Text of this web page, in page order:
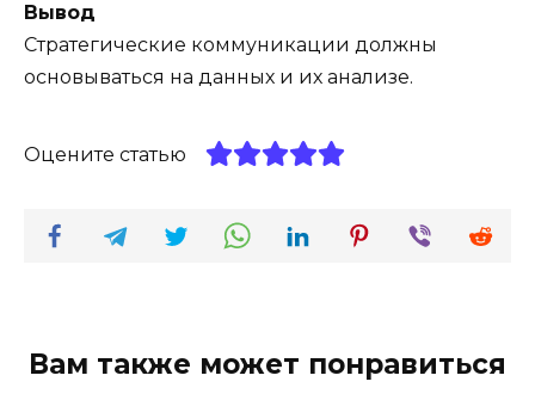
Вывод
Стратегические коммуникации должны
основываться на данных и их анализе.
Оцените статью
Вам также может понравиться